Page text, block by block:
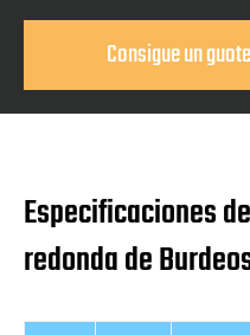
Consigue un guote
Especificaciones
redonda de